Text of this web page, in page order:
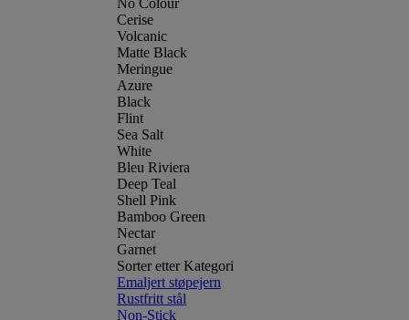
No Colour
Cerise
Volcanic
Matte Black
Meringue
Azure
Black
Flint
Sea Salt
White
Bleu Riviera
Deep Teal
Shell Pink
Bamboo Green
Nectar
Garnet
Sorter etter Kategori
Emaljert støpejern
Rustfritt stål
Non-Stick